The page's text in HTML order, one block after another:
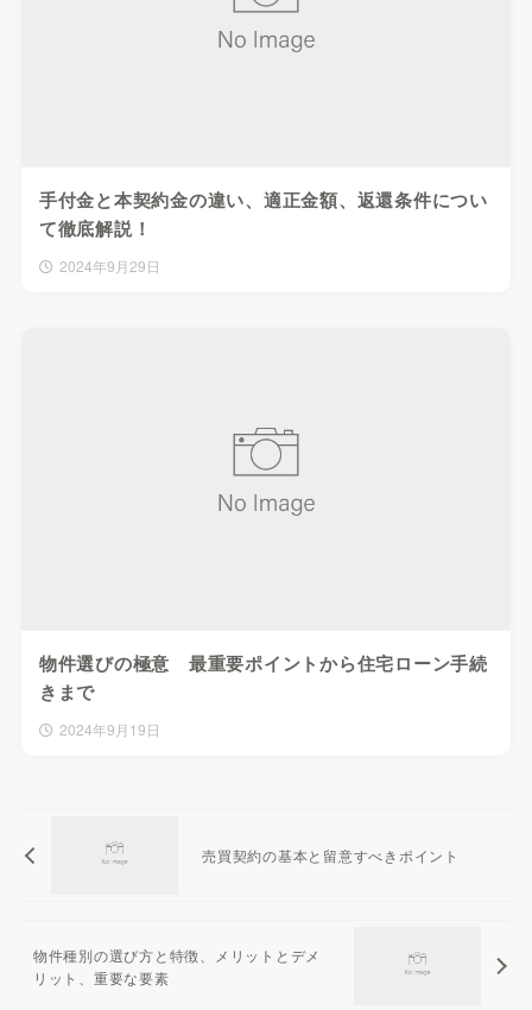
手付金と本契約金の違い、適正金額、返還条件につい
て徹底解説！
2024年9月29日
物件選びの極意 最重要ポイントから住宅ローン手続
きまで
2024年9月19日
売買契約の基本と留意すべきポイント
物件種別の選び方と特徴、メリットとデメ
リット、重要な要素